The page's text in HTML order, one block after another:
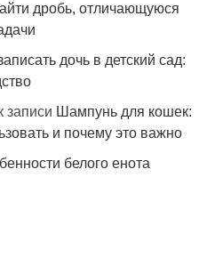
дробь, отличающуюся
дочь в детский сад:
записи Шампунь для кошек:
и почему это важно
белого енота